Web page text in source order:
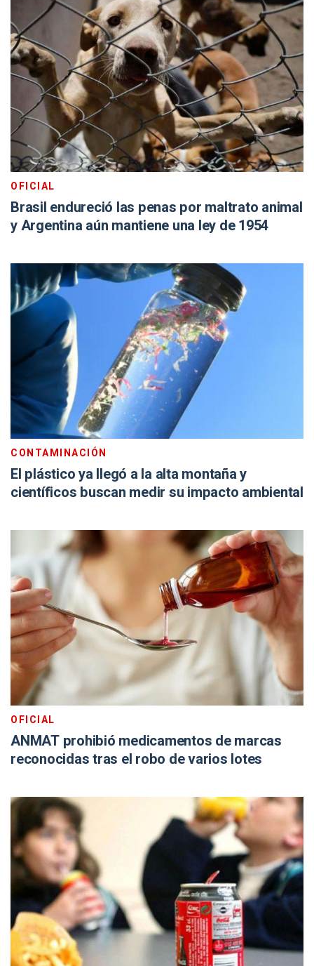
OFICIAL
Brasil endureció las penas por maltrato animal
y Argentina aún mantiene una ley de 1954
CONTAMINACIÓN
El plástico ya llegó a la alta montaña y
científicos buscan medir su impacto ambiental
OFICIAL
ANMAT prohibió medicamentos de marcas
reconocidas tras el robo de varios lotes